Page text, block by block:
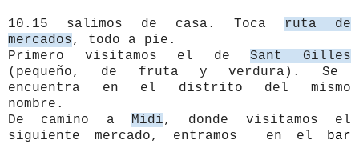
10.15 salimos de casa. Toca ruta de
mercados, todo a pie.
Primero visitamos el deSant Gilles
(pequeño, de fruta y verdura). Se
encuentra en el distrito del mismo
nombre.
De camino a Midi, donde visitamos el
siguiente mercado, entramos en el bar